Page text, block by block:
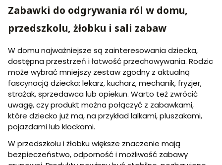
Zabawki do odgrywania ról w domu,
przedszkolu, żłobku i sali zabaw
W domu najważniejsze są zainteresowania dziecka,
dostępna przestrzeń i łatwość przechowywania. Rodzic
może wybrać mniejszy zestaw zgodny z aktualną
fascynacją dziecka: lekarz, kucharz, mechanik, fryzjer,
strażak, sprzedawca lub opiekun. Warto też zwrócić
uwagę, czy produkt można połączyć z zabawkami,
które dziecko już ma, na przykład lalkami, pluszakami,
pojazdami lub klockami.
W przedszkolu i żłobku większe znaczenie mają
bezpieczeństwo, odporność i możliwość zabawy